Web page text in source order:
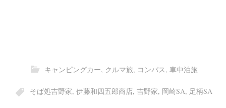
キャンピングカー, クルマ旅, コンパス, 車中泊旅
そば処吉野家, 伊藤和四五郎商店, 吉野家, 岡崎SA, 足柄SA